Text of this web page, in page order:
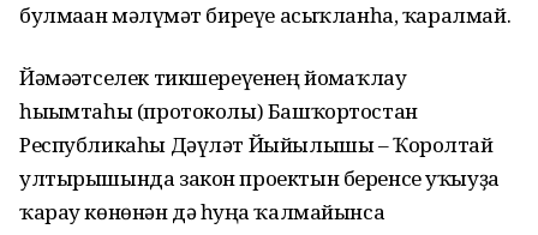
булмаған мәғлүмәт биреүе асыҡланһа, ҡаралмай.
Йәмәғәтселек тикшереүенең йомғаҡлау
һығымтаһы (протоколы) Башҡортостан
Республикаһы Дәүләт Йыйылышы – Ҡоролтай
ултырышында закон проектын беренсе уҡыуҙа
ҡарау көнөнән дә һуңға ҡалмайынса